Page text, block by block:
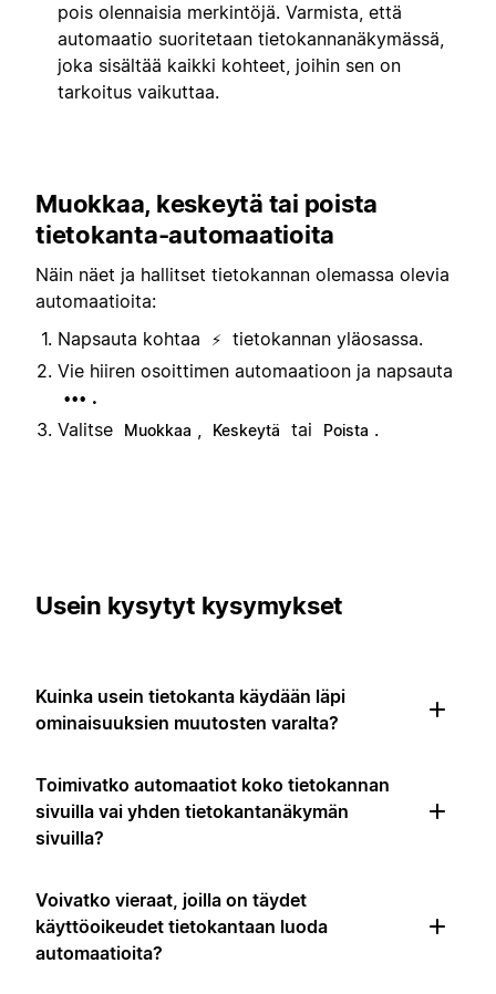
pois olennaisia merkintöjä. Varmista, että
automaatio suoritetaan tietokannanäkymässä,
joka sisältää kaikki kohteet, joihin sen on
tarkoitus vaikuttaa.
Muokkaa, keskeytä tai poista
tietokanta-automaatioita
Näin näet ja hallitset tietokannan olemassa olevia
automaatioita:
Napsauta kohtaa
⚡ tietokannan yläosassa.
Vie hiiren osoittimen automaatioon ja napsauta
••• .
Valitse
Muokkaa , Keskeytä tai Poista .
Usein kysytyt kysymykset
Kuinka usein tietokanta käydään läpi
ominaisuuksien muutosten varalta?
Toimivatko automaatiot koko tietokannan
sivuilla vai yhden tietokantanäkymän
sivuilla?
Voivatko vieraat, joilla on täydet
käyttöoikeudet tietokantaan luoda
automaatioita?